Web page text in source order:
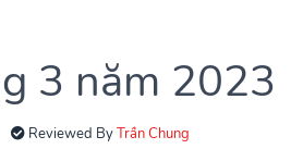
3 năm 2023
Reviewed ByTrần Chung